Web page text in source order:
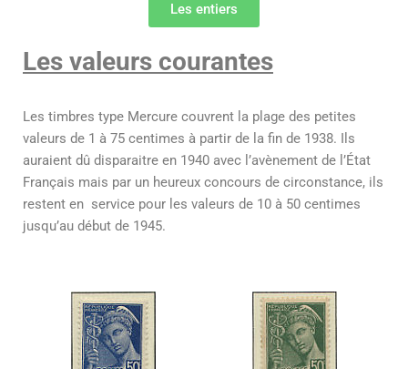
Les entiers
Les valeurs courantes
Les timbres type Mercure couvrent la plage des petites
valeurs de 1 à 75 centimes à partir de la fin de 1938. Ils
auraient dû disparaitre en 1940 avec l’avènement de l’État
Français mais par un heureux concours de circonstance, ils
restent en service pour les valeurs de 10 à 50 centimes
jusqu’au début de 1945.